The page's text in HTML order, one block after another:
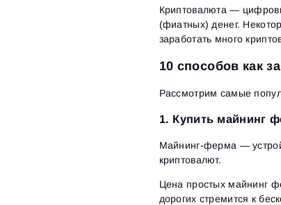
Криптовалюта —
(фиатных) денег.
заработать много
10 способов как
Рассмотрим самые
1. Купить майнинг
Майнинг-ферма —
криптовалют.
Цена простых майнинг
дорогих стремится к